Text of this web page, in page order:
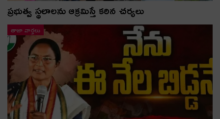
ప్రభుత్వ స్థలాలను ఆక్రమిస్తే కఠిన చర్యలు
తాజా వార్తలు